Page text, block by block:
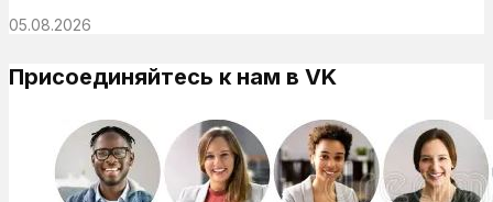
05.08.2026
Присоединяйтесь к нам в VK